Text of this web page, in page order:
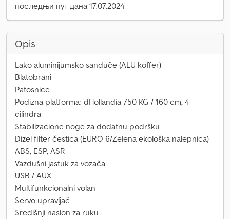
последњи пут дана 17.07.2024
Opis
Lako aluminijumsko sanduče (ALU koffer)
Blatobrani
Patosnice
Podizna platforma: dHollandia 750 KG / 160 cm, 4
cilindra
Stabilizacione noge za dodatnu podršku
Dizel filter čestica (EURO 6/Zelena ekološka nalepnica)
ABS, ESP, ASR
Vazdušni jastuk za vozača
USB / AUX
Multifunkcionalni volan
Servo upravljač
Središnji naslon za ruku